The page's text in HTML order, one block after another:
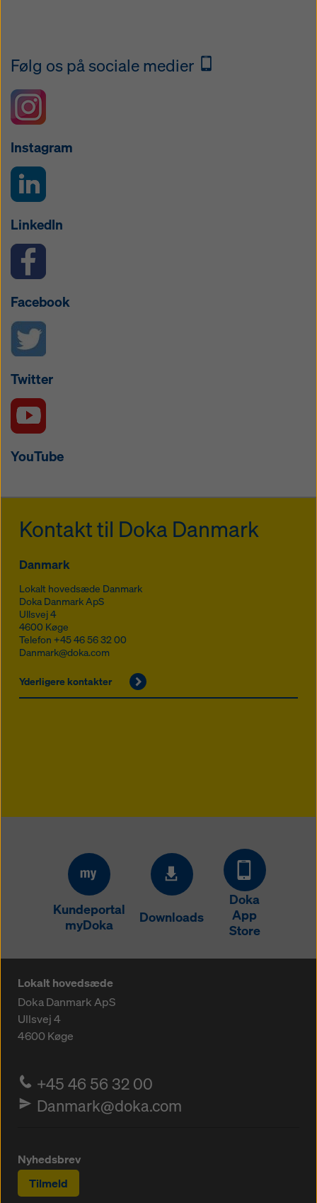
Følg os på sociale medier
Instagram
LinkedIn
Facebook
Twitter
YouTube
Kontakt til Doka Danmark
Danmark
Lokalt hovedsæde Danmark
Doka Danmark ApS
Ullsvej 4
4600 Køge
Telefon +45 46 56 32 00
Danmark@doka.com
Yderligere kontakter
Kundeportal
myDoka
Downloads
Doka
App
Store
Lokalt hovedsæde
Doka Danmark ApS
Ullsvej 4
4600Køge
+45 46 56 32 00
Danmark@doka.com
Nyhedsbrev
Tilmeld